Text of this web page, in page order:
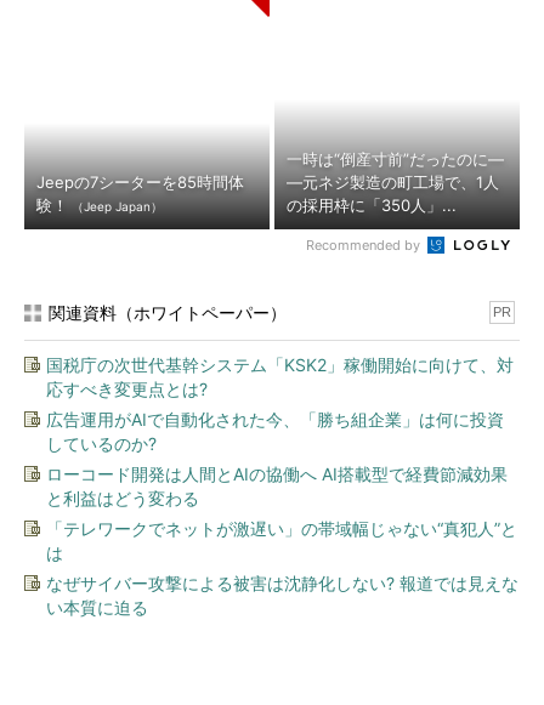
Jeepの7シーターを85時間体
験！
（Jeep Japan）
一時は“倒産寸前”だったのに―
―元ネジ製造の町工場で、1人
の採用枠に「350人」...
Recommended by
関連資料（ホワイトペーパー） PR
国税庁の次世代基幹システム「KSK2」稼働開始に向けて、対
応すべき変更点とは?
広告運用がAIで自動化された今、「勝ち組企業」は何に投資
しているのか?
ローコード開発は人間とAIの協働へ AI搭載型で経費節減効果
と利益はどう変わる
「テレワークでネットが激遅い」の帯域幅じゃない“真犯人”と
は
なぜサイバー攻撃による被害は沈静化しない? 報道では見えな
い本質に迫る